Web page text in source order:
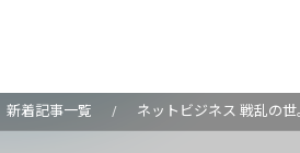
新着記事一覧 ネットビジネス 戦乱の